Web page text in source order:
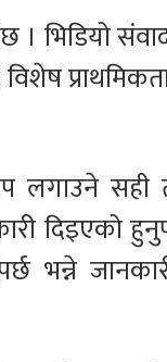
। भिडियो
लगाउने सही
दिइएको
भन्ने